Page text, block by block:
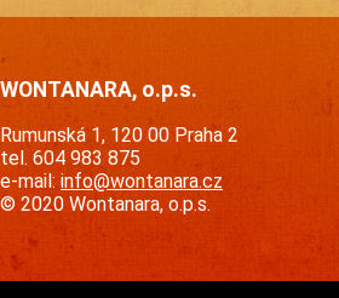
WONTANARA, o.p.s.
Rumunská 1, 120 00 Praha 2
tel. 604 983 875
e-mail: info@wontanara.cz
© 2020 Wontanara, o.p.s.